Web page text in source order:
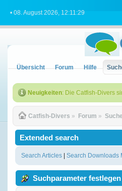
• 08. August 2026, 12:11:29
Übersicht Forum Hilfe
Neuigkeiten: Die Catfish-Divers
Catfish-Divers » Forum » Suche
Extended search
Search Articles |Search Downloads
Suchparameter festlegen